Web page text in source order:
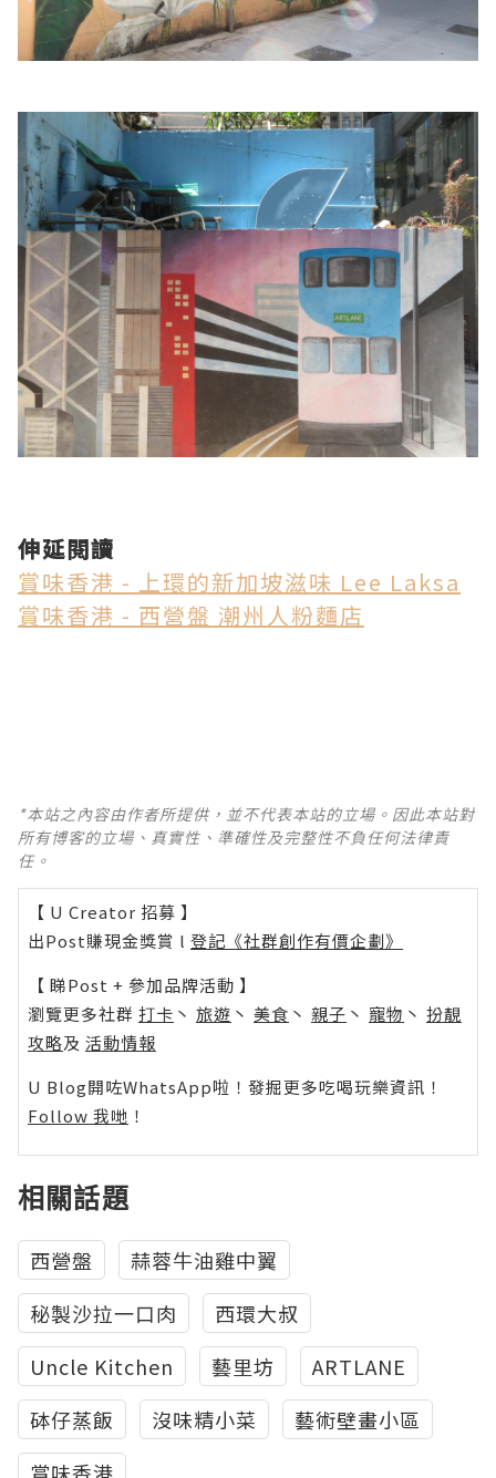
伸延閱讀
賞味香港 - 上環的新加坡滋味 Lee Laksa
賞味香港 - 西營盤 潮州人粉麵店
*本站之內容由作者所提供，並不代表本站的立場。因此本站對
所有博客的立場、真實性、準確性及完整性不負任何法律責
任。
【 U Creator 招募 】
出Post賺現金獎賞 l 登記《社群創作有價企劃》
【 睇Post + 參加品牌活動 】
瀏覽更多社群 打卡 丶 旅遊 丶 美食 丶 親子 丶 寵物 丶 扮靚
攻略及 活動情報
U Blog開咗WhatsApp啦！發掘更多吃喝玩樂資訊！
Follow 我哋 ！
相關話題
西營盤
蒜蓉牛油雞中翼
秘製沙拉一口肉
西環大叔
Uncle Kitchen
藝里坊
ARTLANE
砵仔蒸飯
沒味精小菜
藝術壁畫小區